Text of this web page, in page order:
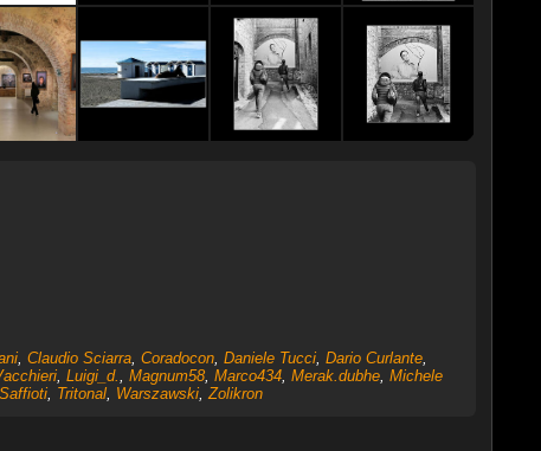
, Claudio Sciarra, Coradocon, Daniele Tucci, Dario Curlante,
, Luigi_d., Magnum58, Marco434, Merak.dubhe, Michele
, Tritonal, Warszawski,Zolikron